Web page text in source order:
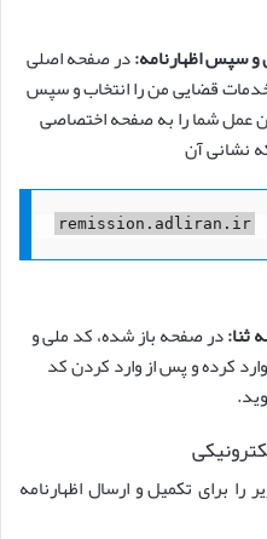
سپس اظهارنامه:در صفحه اصلی
خدمات قضایی من را انتخاب و سپس
عمل شما را به صفحه اختصاصی
نشانی آن
remission.adliran.ir
ثنا:در صفحه باز شده، کد ملی و
کرده و پس از وارد کردن کد
برای تکمیل و ارسال اظهارنامه